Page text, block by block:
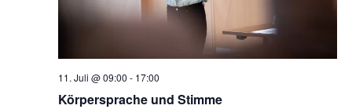
Körpersprache und Stimme
11. Juli @ 09:00 - 17:00